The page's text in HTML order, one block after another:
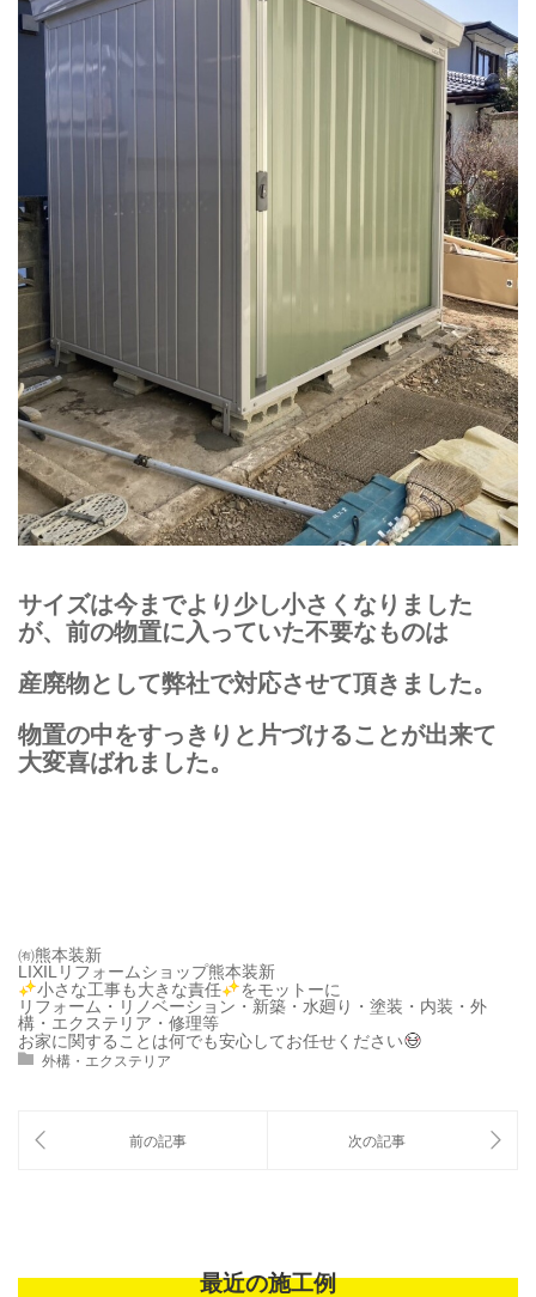
サイズは今までより少し小さくなりました
が、前の物置に入っていた不要なものは
産廃物として弊社で対応させて頂きました。
物置の中をすっきりと片づけることが出来て
大変喜ばれました。
㈲熊本装新
LIXILリフォームショップ熊本装新
小さな工事も大きな責任
をモットーに
リフォーム・リノベーション・新築・水廻り・塗装・内装・外
構・エクステリア・修理等
お家に関することは何でも安心してお任せください
外構・エクステリア
最近の施工例